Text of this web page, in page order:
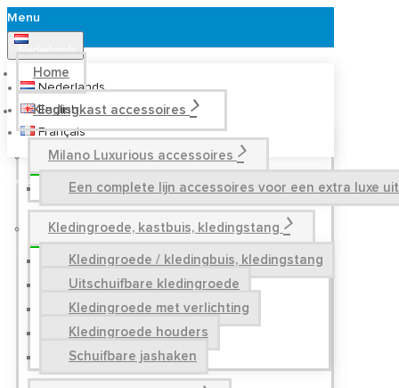
Menu
Nederlands
Nederlands
English
Français
Home
Kledingkast accessoires
Milano Luxurious accessoires
Een complete lijn accessoires voor een extra luxe
Kledingroede, kastbuis, kledingstang
Kledingroede / kledingbuis, kledingstang
Uitschuifbare kledingroede
Kledingroede met verlichting
Kledingroede houders
Schuifbare jashaken